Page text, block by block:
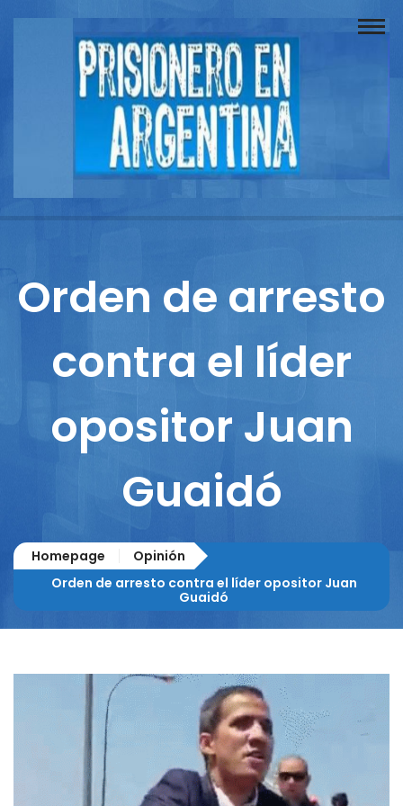
Buscador
Documentos
Reportajes
Orden de arresto
contra el líder
opositor Juan
Guaidó
Homepage
Opinión
Orden de arresto contra el líder opositor Juan
Guaidó